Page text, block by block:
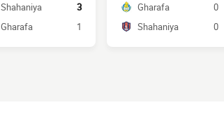
Shahaniya
3
Gharafa
1
Gharafa
0
Shahaniya
0